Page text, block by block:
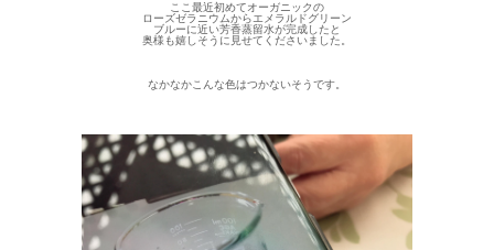
ここ最近初めてオーガニックの
ローズゼラニウムからエメラルドグリーン
ブルーに近い芳香蒸留水が完成したと
奥様も嬉しそうに見せてくださいました。
なかなかこんな色はつかないそうです。